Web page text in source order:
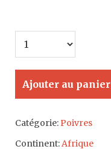
Ajouter au panier
Catégorie:Poivres
Continent:Afrique